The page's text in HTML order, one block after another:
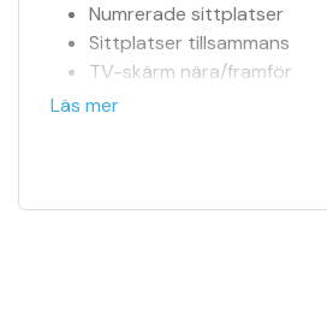
Numrerade sittplatser
Sittplatser tillsammans
TV-skärm nära/framför
Officiell biljettagent
Träning, kval & tävling ingår
Läs mer